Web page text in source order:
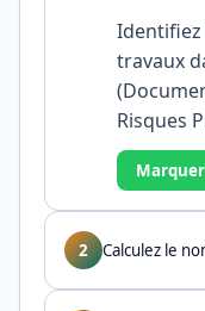
Identifiez
travaux
Risques
2 Calculez le